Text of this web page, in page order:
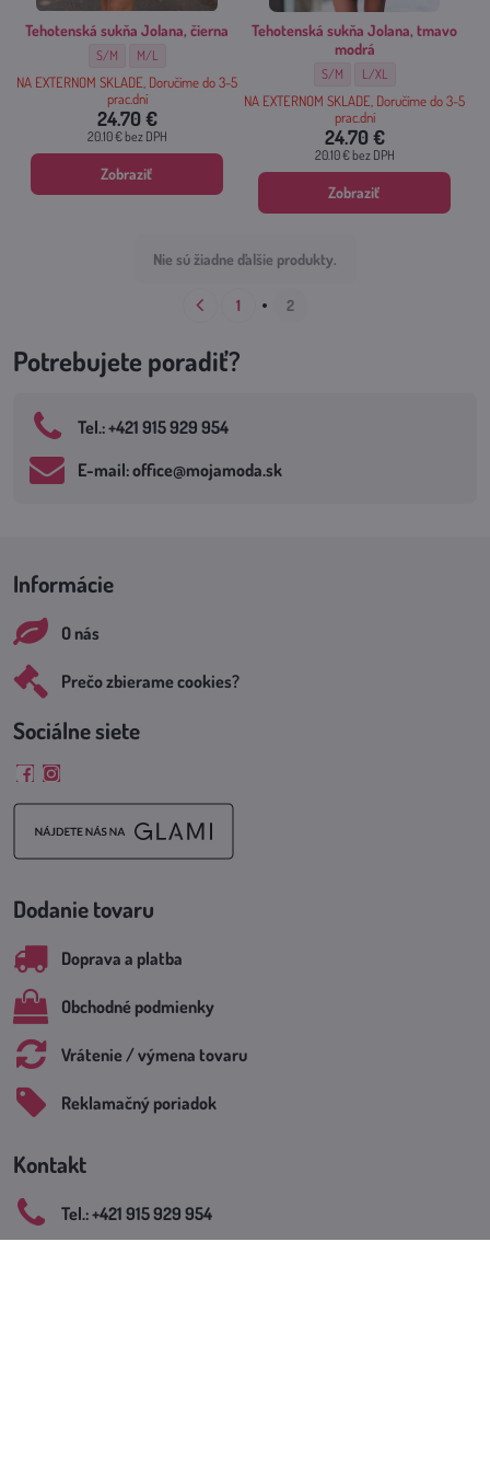
Tehotenská sukňa Jolana, čierna
Tehotenská sukňa Jolana, čierna - Veľkosť:
S/M Tehotenská sukňa Jolana, čierna - Veľkosť:
M/L
NA EXTERNOM SKLADE, Doručíme do 3-5
prac.dní
24.70 €
20.10 €bez DPH
Zobraziť
Tehotenská sukňa Jolana, tmavo
modrá
Tehotenská sukňa Jolana, tmavo
S/M Tehotenská sukňa
L/XL
NA EXTERNOM SKLADE, Doručíme do 3-5
prac.dní
24.70 €
20.10 €bez DPH
Zobraziť
Nie sú žiadne ďalšie produkty.
1 2
Potrebujete poradiť?
Tel​.: +421 915 929 954
E-mail: office​@mojamoda​.sk
Informácie
O nás
Prečo zbierame cookies?
Sociálne siete
FacebookInstagram
Dodanie tovaru
Doprava a platba
Obchodné podmienky
Vrátenie / výmena tovaru
Reklamačný poriadok
Kontakt
Tel​.: +421 915 929 954